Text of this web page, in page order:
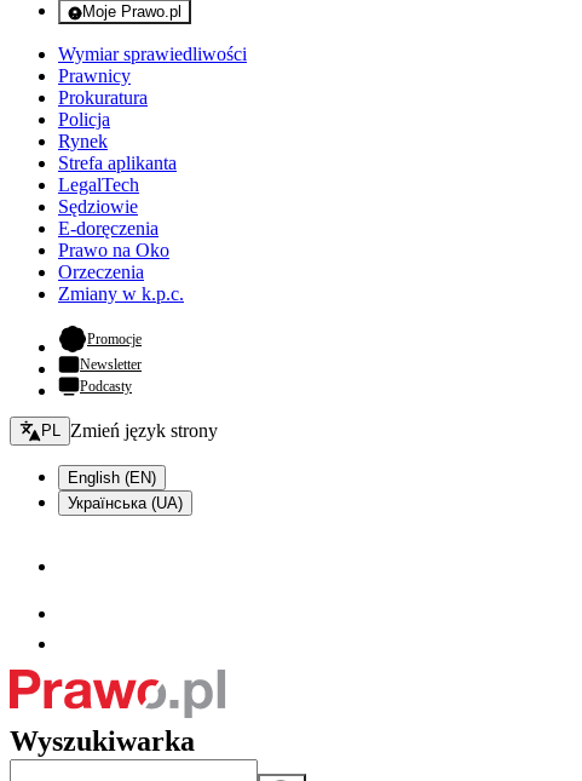
Moje Prawo.pl
- rejestracja i logowanie do serwisu
Wymiar sprawiedliwości
Prawnicy
Prokuratura
Policja
Rynek
Strefa aplikanta
LegalTech
Sędziowie
E-doręczenia
Prawo na Oko
Orzeczenia
Zmiany w k.p.c.
Promocje- otwiera się w nowej karcie
Newsletter
Podcasty
Zmień język - bieżący:
PL Zmień język strony
English (EN)
Українська (UA)
Wyszukiwarka